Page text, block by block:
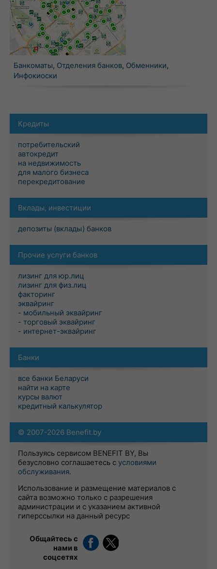
Банкоматы, Отделения банков, Обменники,
Инфокиоски
Кредиты
потребительский
автокредит
на недвижимость
для малого бизнеса
перекредитование
Вклады, инвестиции
депозиты (вклады) банков
Прочие услуги банков
лизинг для юр.лиц
лизинг для физ.лиц
факторинг
эквайринг
- мобильный эквайринг
- торговый эквайринг
- интернет-эквайринг
Банки
все банки Беларуси
найти на карте
курсы валют
кредитный калькулятор
© 2007-2026 Benefit.by
Пользуясь сервисом BENEFIT BY, Вы
безусловно соглашаетесь с условиями
обслуживания.
Использование и размещение материалов с
сайта возможно только с разрешения
администрации и с указанием активной
гиперссылки на данный ресурс
Общайтесь с
нами в
соцсетях